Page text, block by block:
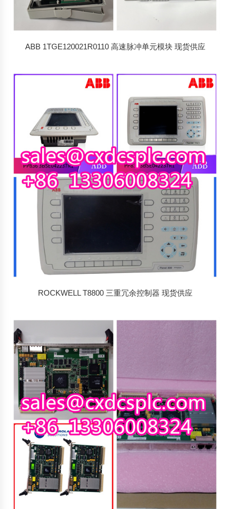
ABB 1TGE120021R0110 高速脉冲单元模块 现货供应
ROCKWELL T8800 三重冗余控制器 现货供应